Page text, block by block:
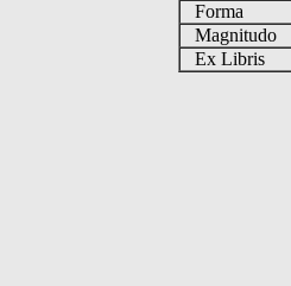
Forma
Magnitudo
Ex Libris